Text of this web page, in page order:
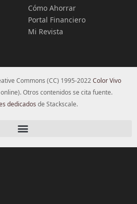
Cómo Ahorrar
Portal Financiero
Mi Revista
Commons (CC) 1995-2022Color Vivo
Otros contenidos se cita fuente.
dedicados de Stackscale.